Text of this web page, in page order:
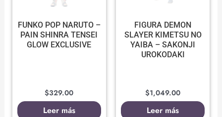
FUNKO POP NARUTO –
PAIN SHINRA TENSEI
GLOW EXCLUSIVE
$329.00
Leer más
FIGURA DEMON
SLAYER KIMETSU NO
YAIBA – SAKONJI
UROKODAKI
$1,049.00
Leer más